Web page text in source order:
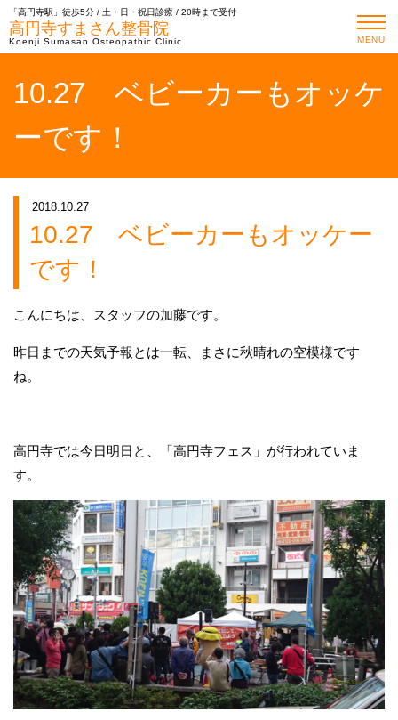
「高円寺駅」徒歩5分 / 土・日・祝日診療 / 20時まで受付
高円寺すまさん整骨院
Koenji Sumasan Osteopathic Clinic MENU
10.27 ベビーカーもオッケ
ーです！
2018.10.27
10.27 ベビーカーもオッケー
です！
こんにちは、スタッフの加藤です。
昨日までの天気予報とは一転、まさに秋晴れの空模様です
ね。
高円寺では今日明日と、「高円寺フェス」が行われていま
す。